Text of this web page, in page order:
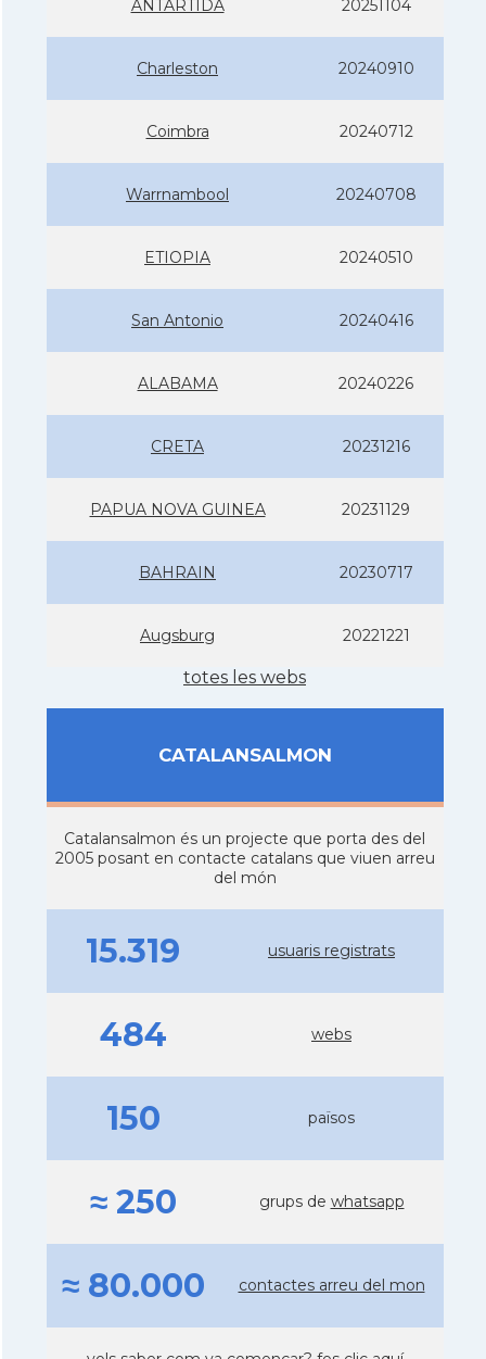
ANTÀRTIDA 20251104
Charleston 20240910
Coimbra 20240712
Warrnambool 20240708
ETIOPIA 20240510
San Antonio 20240416
ALABAMA 20240226
CRETA 20231216
PAPUA NOVA GUINEA 20231129
BAHRAIN 20230717
Augsburg 20221221
totes les webs
CATALANSALMON
Catalansalmon és un projecte que porta des del
2005 posant en contacte catalans que viuen arreu
del món
15.319 usuaris registrats
484 webs
150 països
≈ 250 grups de whatsapp
≈ 80.000 contactes arreu del mon